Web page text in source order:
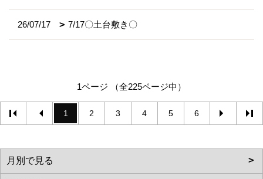
26/07/17 7/17〇土台敷き〇
1ページ （全225ページ中）
1 2 3 4 5 6